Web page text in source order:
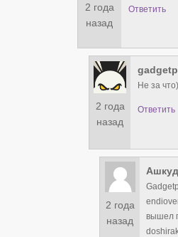
2 года
назад
Ответить
2 года
назад
Не за что)
Ответить
2 года
назад
вышел